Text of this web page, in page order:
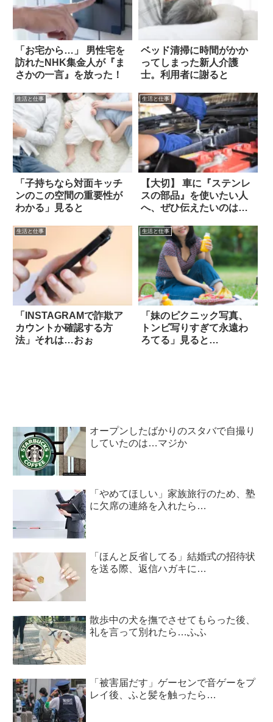
「お宅から…」 男性宅を
訪れたNHK集金人が『ま
さかの一言』を放った！
ベッド清掃に時間がかか
ってしまった新人介護
士。利用者に謝ると
生活と仕事
「子持ちなら対面キッチ
ンのこの空間の重要性が
わかる」見ると
生活と仕事
【大切】 車に『ステンレ
スの部品』を使いたい人
へ、ぜひ伝えたいのは…
生活と仕事
「INSTAGRAMで詐欺ア
カウントか確認する方
法」それは…おぉ
生活と仕事
「妹のピクニック写真、
トンビ写りすぎて永遠わ
ろてる」見ると…
オープンしたばかりのスタバで自撮り
していたのは…マジか
「やめてほしい」家族旅行のため、塾
に欠席の連絡を入れたら…
「ほんと反省してる」結婚式の招待状
を送る際、返信ハガキに…
散歩中の犬を撫でさせてもらった後、
礼を言って別れたら…ふふ
「被害届だす」ゲーセンで音ゲーをプ
レイ後、ふと髪を触ったら…